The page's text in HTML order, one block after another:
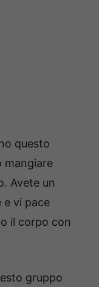
questo
mangiare
Avete un
vi pace
il corpo con
gruppo